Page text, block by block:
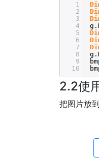
1
2
3
4
5
6
7
8
9
10
2.2使
把图片放